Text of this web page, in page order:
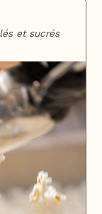
et sucrés